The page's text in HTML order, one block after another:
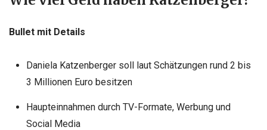
Bullet mit Details
Daniela Katzenberger soll laut Schätzungen rund 2 bis
3 Millionen Euro besitzen
Haupteinnahmen durch TV-Formate, Werbung und
Social Media